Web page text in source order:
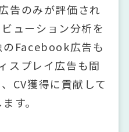
告のみが評価され
ューション分析を
のFacebook広告も
スプレイ広告も間
CV獲得に貢献して
す。